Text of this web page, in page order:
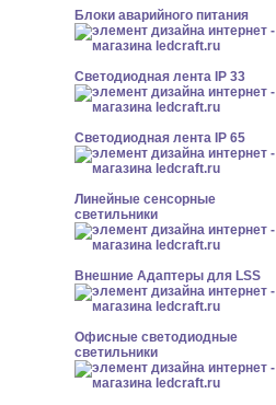
Блоки аварийного питания
Светодиодная лента IP 33
Светодиодная лента IP 65
Линейные сенсорные
светильники
Внешние Адаптеры для LSS
Офисные светодиодные
светильники